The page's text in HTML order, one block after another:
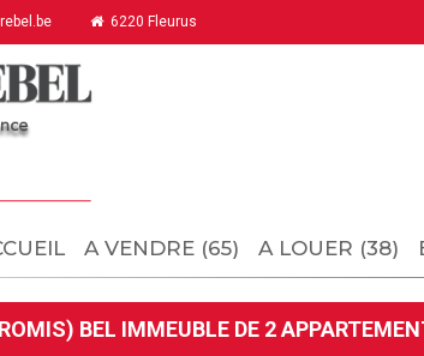
6220 Fleurus
A VENDRE (65) A LOUER (38)
BEL IMMEUBLE DE 2